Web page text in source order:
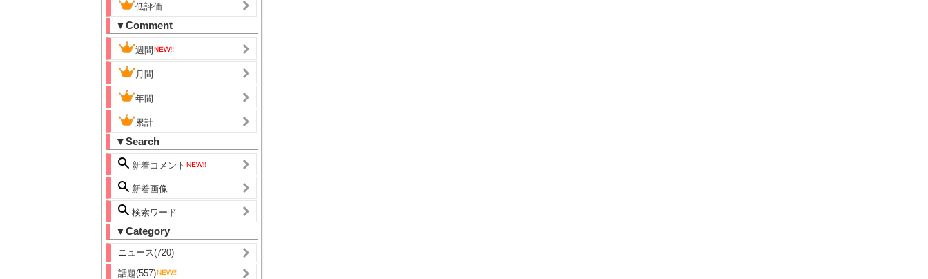
低評価
▼Comment
週間
月間
年間
累計
▼Search
新着コメント
新着画像
検索ワード
▼Category
ニュース(720)
話題(557)